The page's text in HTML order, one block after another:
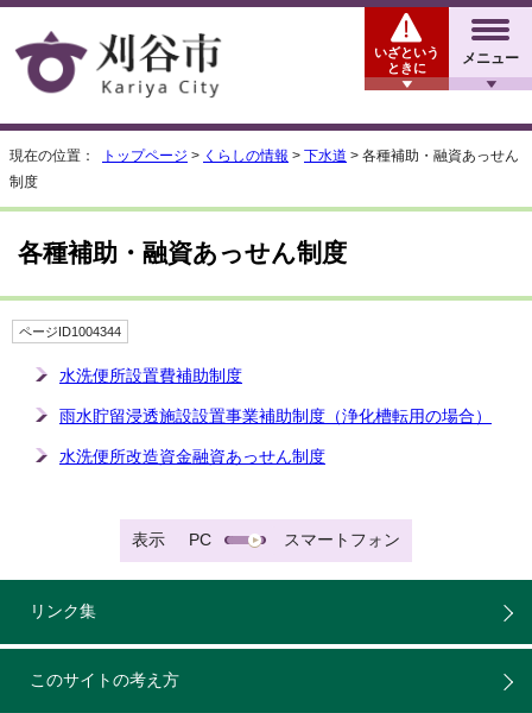
メニュー
いざという
ときに
現在の位置： トップページ > くらしの情報 > 下水道 > 各種補助・融資あっせん
制度
各種補助・融資あっせん制度
ページID1004344
水洗便所設置費補助制度
雨水貯留浸透施設設置事業補助制度（浄化槽転用の場合）
水洗便所改造資金融資あっせん制度
表示 PC スマートフォン
リンク集
このサイトの考え方